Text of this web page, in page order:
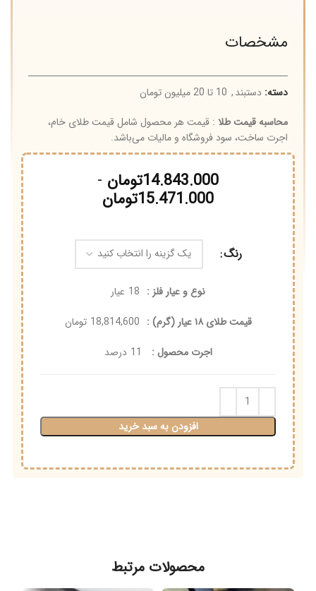
مشخصات
دسته: دستبند, 10 تا 20 میلیون تومان
محاسبه قیمت طلا : قیمت هر محصول شامل قیمت طلای خام،
اجرت ساخت، سود فروشگاه و مالیات می‌باشد.
14.843.000تومان -
15.471.000تومان
رنگ
نوع و عیار فلز : 18 عیار
قیمت طلای ۱۸ عیار (گرم) :
18,814,600 تومان
اجرت محصول :
11 درصد
افزودن به سبد خرید
محصولات مرتبط